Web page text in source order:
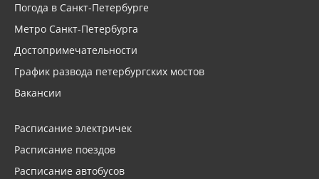
Погода в Санкт-Петербурге
Метро Санкт-Петербурга
Достопримечательности
График развода петербургских мостов
Вакансии
Расписание электричек
Расписание поездов
Расписание автобусов